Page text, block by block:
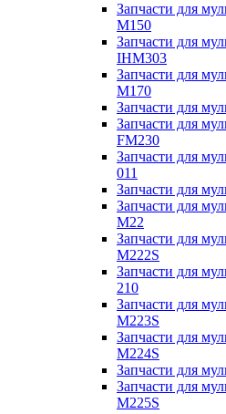
Запчасти для
M150
Запчасти для
IHM303
Запчасти для
M170
Запчасти для
Запчасти для
FM230
Запчасти для
011
Запчасти для
Запчасти для
M22
Запчасти для
M222S
Запчасти для
210
Запчасти для
M223S
Запчасти для
M224S
Запчасти для
Запчасти для
M225S